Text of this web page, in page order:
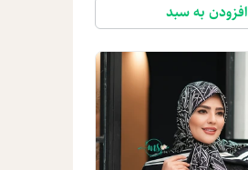
افزودن به سبد